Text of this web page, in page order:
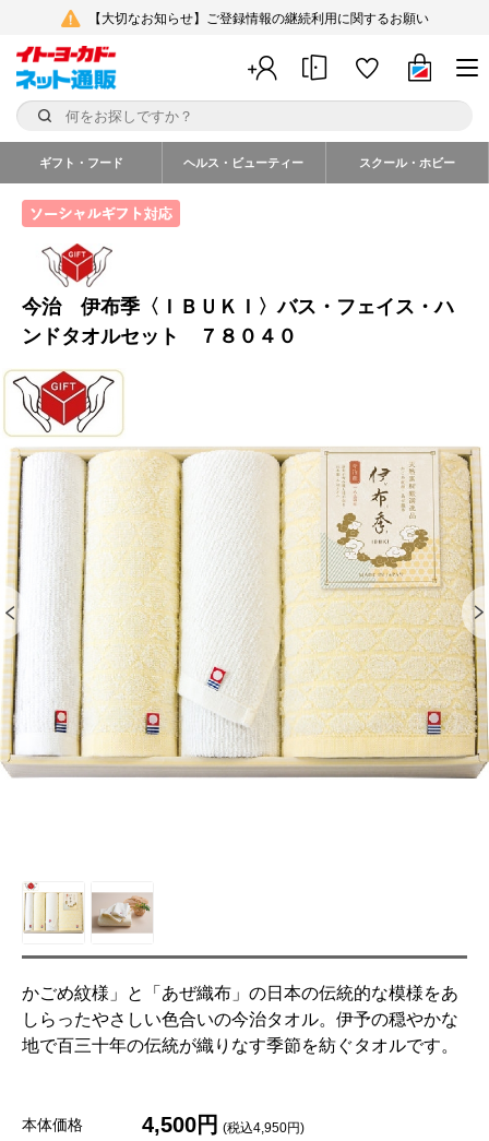
【大切なお知らせ】ご登録情報の継続利用に関するお願い
ギフト・フード ヘルス・ビューティー スクール・ホビー
今治 伊布季〈ＩＢＵＫＩ〉バス・フェイス・ハ
ンドタオルセット ７８０４０
かごめ紋様」と「あぜ織布」の日本の伝統的な模様をあ
しらったやさしい色合いの今治タオル。伊予の穏やかな
地で百三十年の伝統が織りなす季節を紡ぐタオルです。
本体価格 4,500円 (税込4,950円)